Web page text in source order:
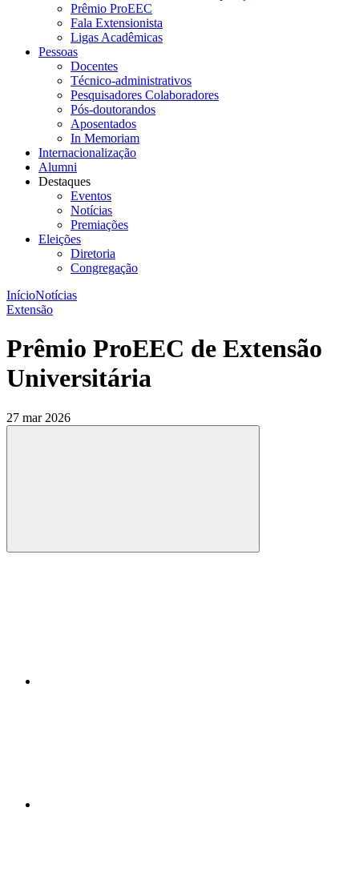
Prêmio ProEEC
Fala Extensionista
Ligas Acadêmicas
Pessoas
Docentes
Técnico-administrativos
Pesquisadores Colaboradores
Pós-doutorandos
Aposentados
In Memoriam
Internacionalização
Alumni
Destaques
Eventos
Notícias
Premiações
Eleições
Diretoria
Congregação
InícioNotícias
Extensão
Prêmio ProEEC de Extensão
Universitária
27 mar 2026
Compartilhar